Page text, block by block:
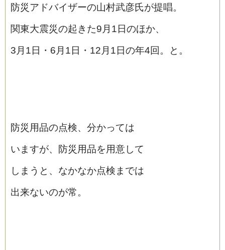
防災アドバイザーの山村武彦氏が提唱。
関東大震災の起きた9月1日のほか、
3月1日・6月1日・12月1日の年4回。と。
防災用品の点検、分かっては
いますが、防災用品を用意して
しまうと、なかなか点検までは
出来ないのが常。